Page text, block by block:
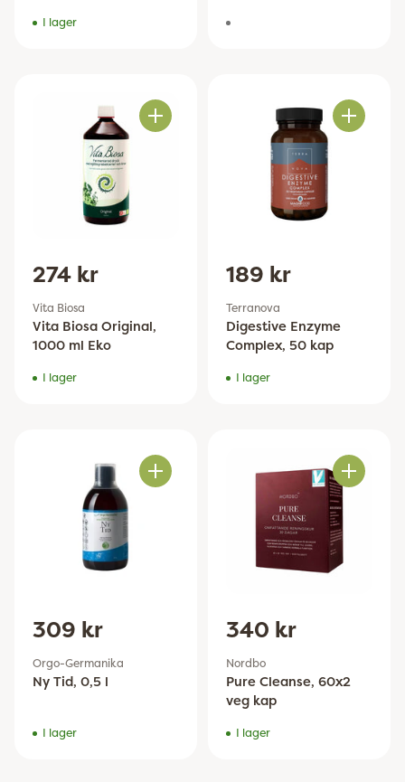
I lager
Antal
274 kr
Vita Biosa
Vita Biosa Original,
1000 ml Eko
I lager
Antal
189 kr
Terranova
Digestive Enzyme
Complex, 50 kap
I lager
Antal
309 kr
Orgo-Germanika
Ny Tid, 0,5 l
I lager
Antal
340 kr
Nordbo
Pure Cleanse, 60x2
veg kap
I lager